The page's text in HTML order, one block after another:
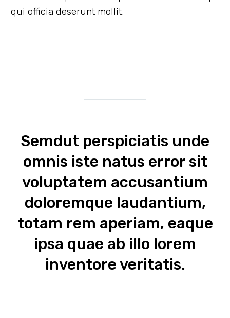
qui officia deserunt mollit.
Semdut perspiciatis unde
omnis iste natus error sit
voluptatem accusantium
doloremque laudantium,
totam rem aperiam, eaque
ipsa quae ab illo lorem
inventore veritatis.